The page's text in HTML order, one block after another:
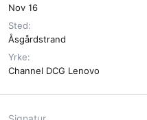
Nov 16
Sted
Åsgårdstrand
Yrke
Channel DCG Lenovo